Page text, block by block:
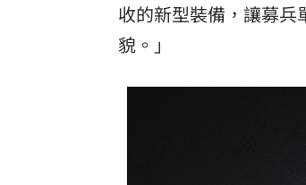
收的新型裝備，讓募
貌。」